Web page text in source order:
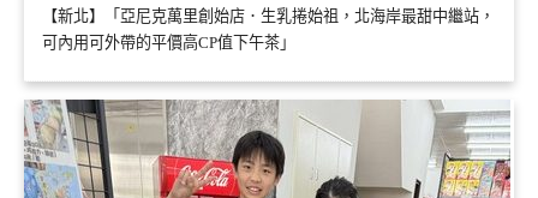
【新北】「亞尼克萬里創始店．生乳捲始祖，北海岸最甜中繼站，
可內用可外帶的平價高CP值下午茶」